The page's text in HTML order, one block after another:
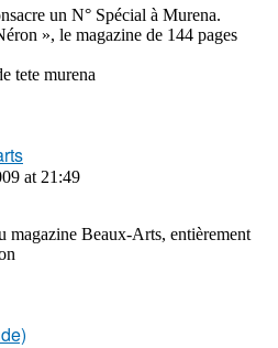
un N° Spécial à Murena.
», le magazine de 144 pages
tete murena
at 21:49
magazine Beaux-Arts, entièrement